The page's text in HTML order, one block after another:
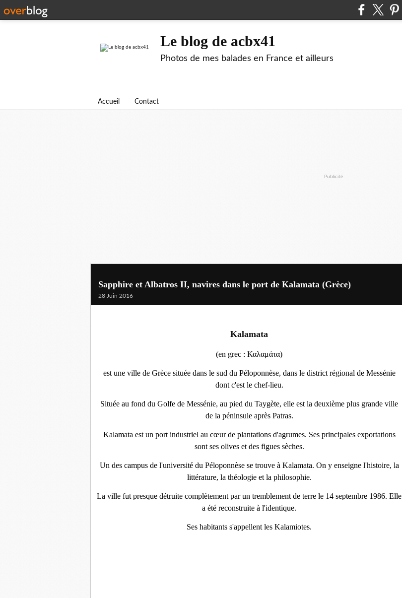
Le blog de acbx41
Photos de mes balades en France et ailleurs
Accueil Contact
Publicité
Sapphire et Albatros II, navires dans le port de Kalamata (Grèce)
28 Juin 2016
Kalamata
(en grec : Καλαμάτα)
est une ville de Grèce située dans le sud du Péloponnèse, dans le district régional de Messénie
dont c'est le chef-lieu.
Située au fond du Golfe de Messénie, au pied du Taygète, elle est la deuxième plus grande ville
de la péninsule après Patras.
Kalamata est un port industriel au cœur de plantations d'agrumes. Ses principales exportations
sont ses olives et des figues sèches.
Un des campus de l'université du Péloponnèse se trouve à Kalamata. On y enseigne l'histoire, la
littérature, la théologie et la philosophie.
La ville fut presque détruite complètement par un tremblement de terre le 14 septembre 1986. Elle
a été reconstruite à l'identique.
Ses habitants s'appellent les Kalamiotes.